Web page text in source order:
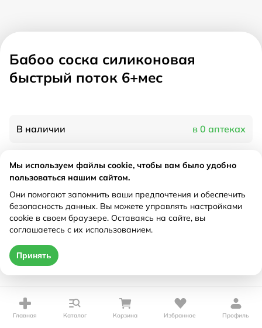
Бабоо соска силиконовая
быстрый поток 6+мес
В наличии в 0 аптеках
Характеристики
Рецепт Не требуется
Цена действительна только при оформлении онлайн
Главная Каталог Корзина Избранное Профиль
Мы используем файлы cookie, чтобы вам было удобно
пользоваться нашим сайтом.
Они помогают запомнить ваши предпочтения и обеспечить
безопасность данных. Вы можете управлять настройками
cookie в своем браузере. Оставаясь на сайте, вы
соглашаетесь с их использованием.
Принять